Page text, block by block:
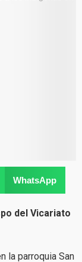
WhatsApp
del Vicariato
la parroquia San